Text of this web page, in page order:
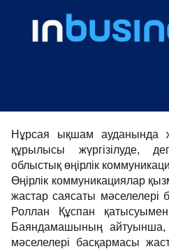
Нұрсая ықшам ауданында
құрылысы жүргізілуде,
облыстық өңірлік
Өңірлік коммуникациялар
жастар саясаты
Роллан Құспан
Баяндамашының айтуынша,
мәселелері басқармасы